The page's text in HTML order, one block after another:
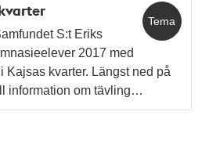
Tema
S:t Eriks
2017 med
Kajsas kvarter. Längst ned på
information om tävling…